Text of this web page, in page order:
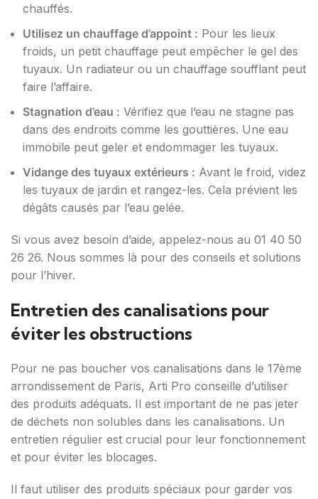
chauffés.
Utilisez un chauffage d’appoint : Pour les lieux
froids, un petit chauffage peut empêcher le gel des
tuyaux. Un radiateur ou un chauffage soufflant peut
faire l’affaire.
Stagnation d’eau : Vérifiez que l’eau ne stagne pas
dans des endroits comme les gouttières. Une eau
immobile peut geler et endommager les tuyaux.
Vidange des tuyaux extérieurs : Avant le froid, videz
les tuyaux de jardin et rangez-les. Cela prévient les
dégâts causés par l’eau gelée.
Si vous avez besoin d’aide, appelez-nous au 01 40 50
26 26. Nous sommes là pour des conseils et solutions
pour l’hiver.
Entretien des canalisations pour
éviter les obstructions
Pour ne pas boucher vos canalisations dans le 17ème
arrondissement de Paris, Arti Pro conseille d’utiliser
des produits adéquats. Il est important de ne pas jeter
de déchets non solubles dans les canalisations. Un
entretien régulier est crucial pour leur fonctionnement
et pour éviter les blocages.
Il faut utiliser des produits spéciaux pour garder vos